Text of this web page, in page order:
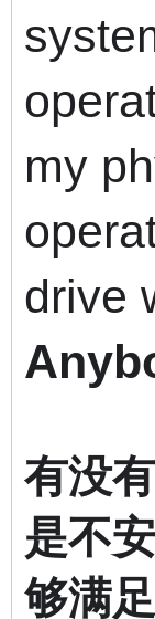
my
drive
有没
是不
够满